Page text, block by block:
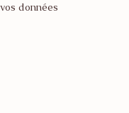
données